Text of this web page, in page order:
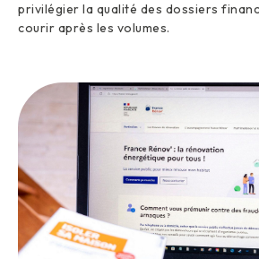
privilégier la qualité des dossiers
courir après les volumes.